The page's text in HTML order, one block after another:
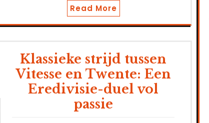
Read More
Klassieke strijd tussen
Vitesse en Twente: Een
Eredivisie-duel vol
passie